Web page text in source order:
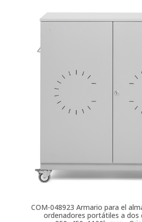
COM-048923 Armario para el
ordenadores portátiles a dos